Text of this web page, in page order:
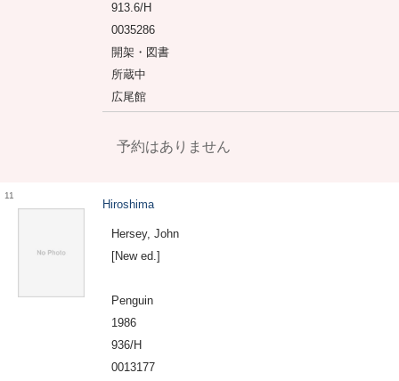
913.6/H
0035286
開架・図書
所蔵中
広尾館
予約はありません
11
Hiroshima
Hersey, John
[New ed.]
Penguin
1986
936/H
0013177